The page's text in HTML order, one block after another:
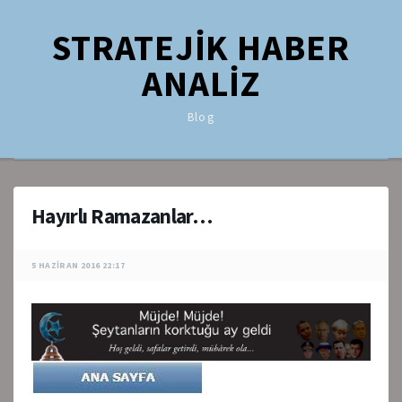
STRATEJİK HABER
ANALİZ
Blog
Hayırlı Ramazanlar…
5 HAZIRAN 2016 22:17